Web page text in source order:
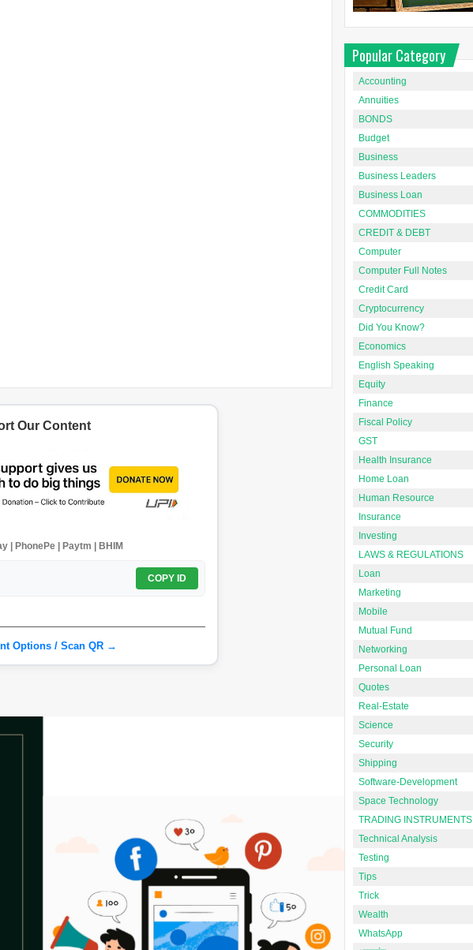
Our Content
| PhonePe | Paytm | BHIM
COPY ID
Options / Scan QR →
Popular Category
Accounting
Annuities
BONDS
Budget
Business
Business Leaders
Business Loan
COMMODITIES
CREDIT & DEBT
Computer
Computer Full Notes
Credit Card
Cryptocurrency
Did You Know?
Economics
English Speaking
Equity
Finance
Fiscal Policy
GST
Health Insurance
Home Loan
Human Resource
Insurance
Investing
LAWS & REGULATIONS
Loan
Marketing
Mobile
Mutual Fund
Networking
Personal Loan
Quotes
Real-Estate
Science
Security
Shipping
Software-Development
Space Technology
TRADING INSTRUMENTS
Technical Analysis
Testing
Tips
Trick
Wealth
WhatsApp